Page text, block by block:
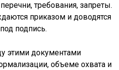
требования, запреты.
приказом и доводятся
подпись.
этими документами
объеме охвата и